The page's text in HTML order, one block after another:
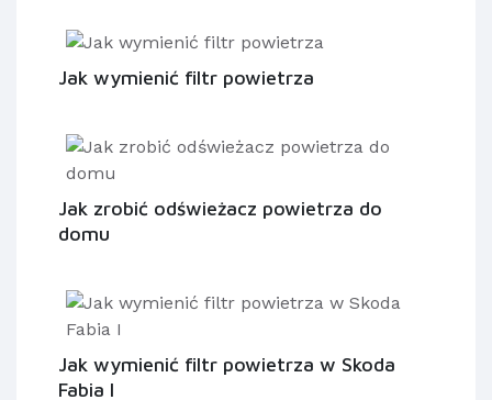
Jak wymienić filtr powietrza
Jak zrobić odświeżacz powietrza do
domu
Jak wymienić filtr powietrza w Skoda
Fabia I